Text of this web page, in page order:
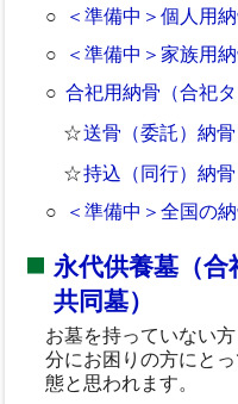
＜準備中＞個人用
＜準備中＞家族用
合祀用納骨（合祀タ
送骨（委託）納
持込（同行）納
＜準備中＞全国の
永代供養墓（合
共同墓）
お墓を持っていない
分にお困りの方にと
態と思われます。